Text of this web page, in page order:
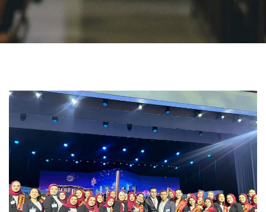
الإعلام
تواصل معنا
هيئة التدريس
الدراسات العليا
الخريجين
الموظفون